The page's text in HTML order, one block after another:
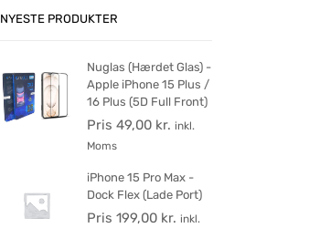
NYESTE PRODUKTER
Nuglas (Hærdet Glas) -
Apple iPhone 15 Plus /
16 Plus (5D Full Front)
Pris 49,00 kr. inkl.
Moms
iPhone 15 Pro Max -
Dock Flex (Lade Port)
Pris 199,00 kr. inkl.